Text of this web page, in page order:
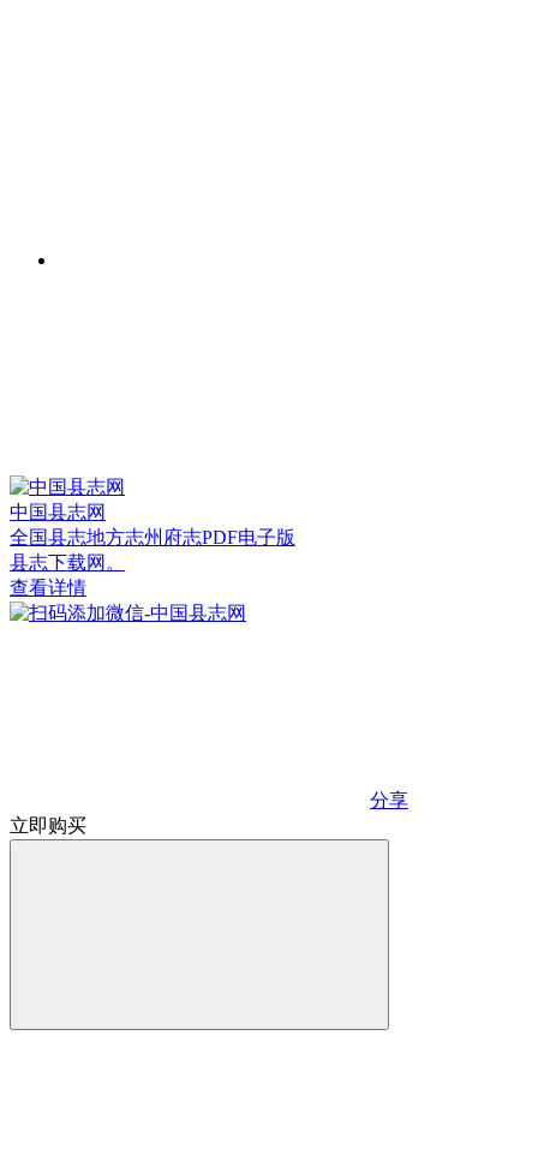
中国县志网
全国县志地方志州府志PDF电子版
县志下载网。
查看详情
分享
立即购买